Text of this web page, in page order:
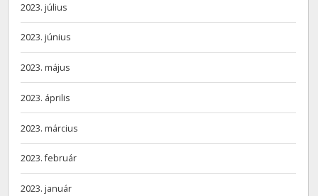
2023. július
2023. június
2023. május
2023. április
2023. március
2023. február
2023. január